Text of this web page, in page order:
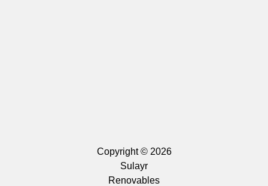
Copyright © 2026
Sulayr
Renovables